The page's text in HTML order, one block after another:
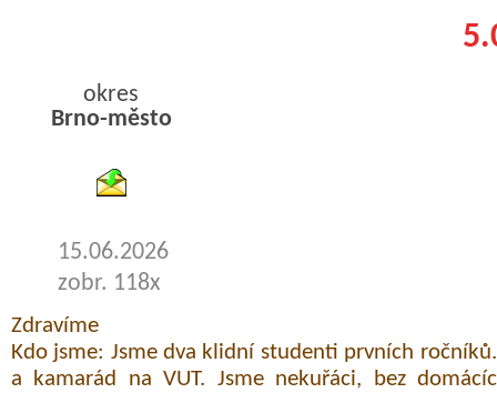
okres
Brno-město
15.06.2026
zobr. 118x
Zdravíme
Kdo jsme: Jsme dva klidní studenti prvních
a kamarád na VUT. Jsme nekuřáci, bez